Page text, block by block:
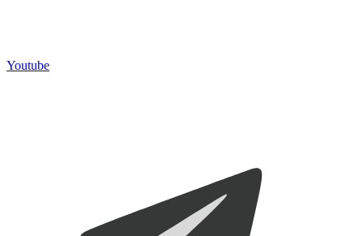
Youtube